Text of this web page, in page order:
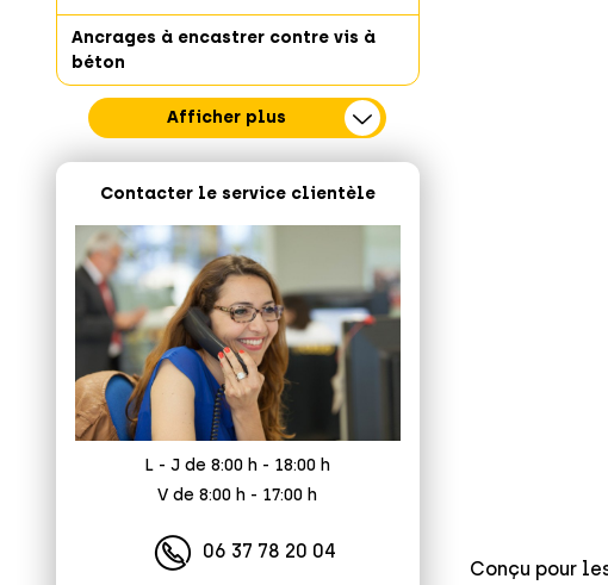
Ancrages à encastrer contre vis à
béton
Afficher plus
Contacter le service clientèle
L - J de 8:00 h - 18:00 h
V de 8:00 h - 17:00 h
06 37 78 20 04
Conçu pour